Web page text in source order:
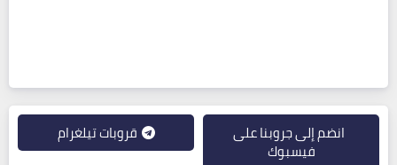
انضم إلى جروبنا على
فيسبوك
قروبات تيلغرام